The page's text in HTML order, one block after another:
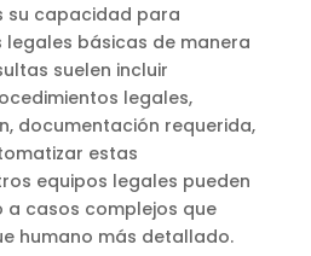
su capacidad para
básicas de manera
suelen incluir
legales,
documentación requerida,
estas
equipos legales pueden
a casos complejos que
humano más detallado.